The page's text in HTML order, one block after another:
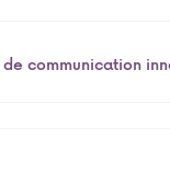
communication